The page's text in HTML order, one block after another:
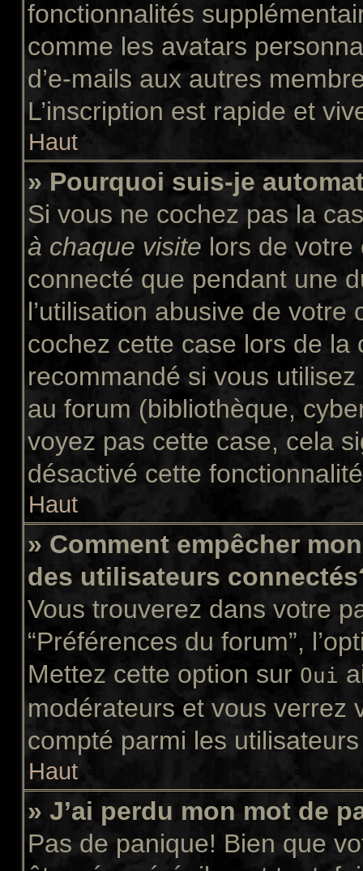
fonctionnalités
comme les avatars
d’e-mails aux autres
L’inscription est rapide et
Haut
» Pourquoi suis-je
Si vous ne cochez pas la
à chaque visite lors de votre
connecté que pendant une
l’utilisation abusive de
cochez cette case lors de la
recommandé si vous
au forum (bibliothèque,
voyez pas cette case, cela
désactivé cette
Haut
» Comment empêcher
des utilisateurs
Vous trouverez dans votre
“Préférences du forum”,
Mettez cette option sur Oui
modérateurs et vous verrez
compté parmi les
Haut
» J’ai perdu mon mot de
Pas de panique! Bien que